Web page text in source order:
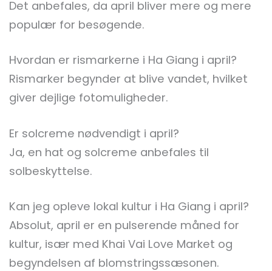
Det anbefales, da april bliver mere og mere
populær for besøgende.
Hvordan er rismarkerne i Ha Giang i april?
Rismarker begynder at blive vandet, hvilket
giver dejlige fotomuligheder.
Er solcreme nødvendigt i april?
Ja, en hat og solcreme anbefales til
solbeskyttelse.
Kan jeg opleve lokal kultur i Ha Giang i april?
Absolut, april er en pulserende måned for
kultur, især med Khai Vai Love Market og
begyndelsen af blomstringssæsonen.